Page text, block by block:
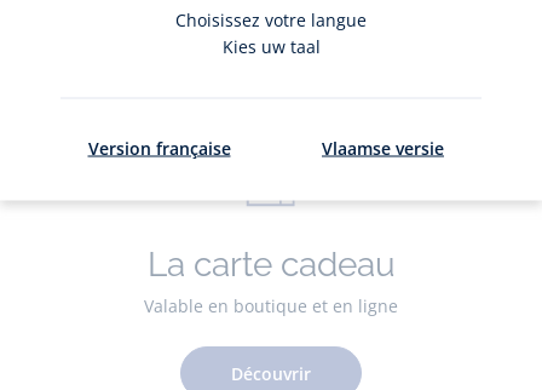
La carte cadeau
Valable en boutique et en ligne
Découvrir
Choisissez votre langue
Kies uw taal
Version française Vlaamse versie